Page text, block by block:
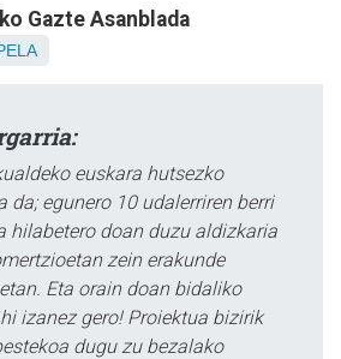
Gazte Asanblada
euskara hutsezko
da; egunero 10 udalerriren berri
hilabetero doan duzu aldizkaria
zein erakunde
Eta orain doan bidaliko
izanez gero! Proiektua bizirik
dugu zu bezalako